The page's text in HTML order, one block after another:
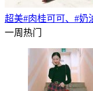
超美#肉桂可可、#奶
一周热门